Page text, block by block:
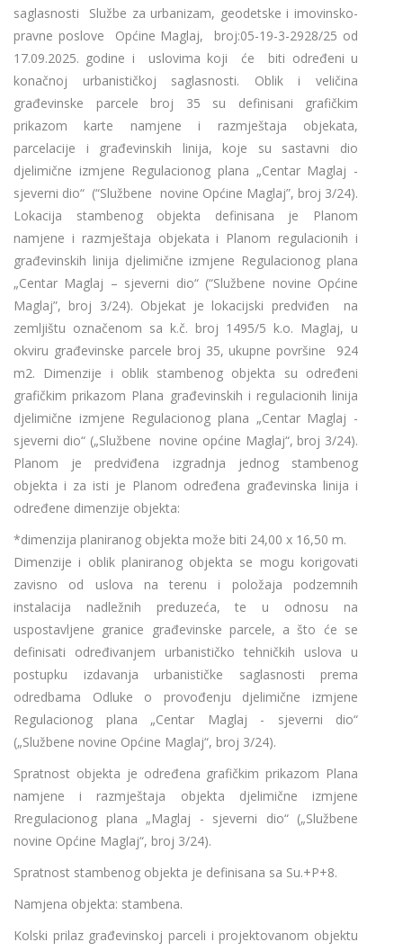
saglasnosti Službe za urbanizam, geodetske i imovinsko-
pravne poslove Općine Maglaj, broj:05-19-3-2928/25 od
17.09.2025. godine i uslovima koji će biti određeni u
konačnoj urbanističkoj saglasnosti. Oblik i veličina
građevinske parcele broj 35 su definisani grafičkim
prikazom karte namjene i razmještaja objekata,
parcelacije i građevinskih linija, koje su sastavni dio
djelimične izmjene Regulacionog plana „Centar Maglaj -
sjeverni dio“ (“Službene novine Općine Maglaj”, broj 3/24).
Lokacija stambenog objekta definisana je Planom
namjene i razmještaja objekata i Planom regulacionih i
građevinskih linija djelimične izmjene Regulacionog plana
„Centar Maglaj – sjeverni dio“ (“Službene novine Općine
Maglaj”, broj 3/24). Objekat je lokacijski predviđen na
zemljištu označenom sa k.č. broj 1495/5 k.o. Maglaj, u
okviru građevinske parcele broj 35, ukupne površine 924
m2. Dimenzije i oblik stambenog objekta su određeni
grafičkim prikazom Plana građevinskih i regulacionih linija
djelimične izmjene Regulacionog plana „Centar Maglaj -
sjeverni dio“ („Službene novine općine Maglaj“, broj 3/24).
Planom je predviđena izgradnja jednog stambenog
objekta i za isti je Planom određena građevinska linija i
određene dimenzije objekta:
*dimenzija planiranog objekta može biti 24,00 x 16,50 m.
Dimenzije i oblik planiranog objekta se mogu korigovati
zavisno od uslova na terenu i položaja podzemnih
instalacija nadležnih preduzeća, te u odnosu na
uspostavljene granice građevinske parcele, a što će se
definisati određivanjem urbanističko tehničkih uslova u
postupku izdavanja urbanističke saglasnosti prema
odredbama Odluke o provođenju djelimične izmjene
Regulacionog plana „Centar Maglaj - sjeverni dio“
(„Službene novine Općine Maglaj“, broj 3/24).
Spratnost objekta je određena grafičkim prikazom Plana
namjene i razmještaja objekta djelimične izmjene
Rregulacionog plana „Maglaj - sjeverni dio“ („Službene
novine Općine Maglaj“, broj 3/24).
Spratnost stambenog objekta je definisana sa Su.+P+8.
Namjena objekta: stambena.
Kolski prilaz građevinskoj parceli i projektovanom objektu